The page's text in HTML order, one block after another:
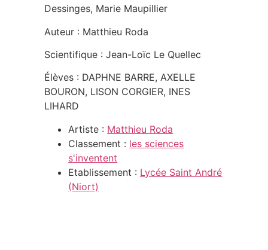
Dessinges, Marie Maupillier
Auteur : Matthieu Roda
Scientifique : Jean-Loïc Le Quellec
Élèves : DAPHNE BARRE, AXELLE
BOURON, LISON CORGIER, INES
LIHARD
Artiste : Matthieu Roda
Classement : les sciences
s'inventent
Etablissement : Lycée Saint André
(Niort)